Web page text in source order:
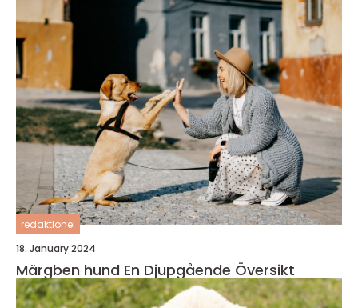
redaktionel
18. January 2024
Märgben hund En Djupgående Översikt